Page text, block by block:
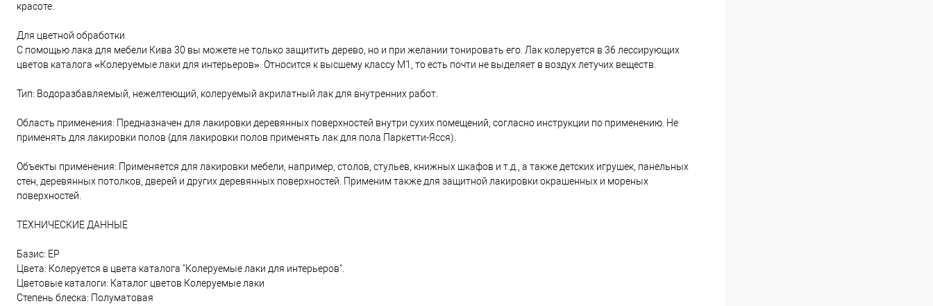
красоте.
Для цветной обработки
С помощью лака для мебели Кива 30 вы можете не только защитить дерево, но и при желании тонировать его. Лак колеруется в 36 лессирующих
цветов каталога «Колеруемые лаки для интерьеров». Относится к высшему классу М1, то есть почти не выделяет в воздух летучих веществ.
Тип: Водоразбавляемый, нежелтеющий, колеруемый акрилатный лак для внутренних работ.
Область применения: Предназначен для лакировки деревянных поверхностей внутри сухих помещений, согласно инструкции по применению. Не
применять для лакировки полов (для лакировки полов применять лак для пола Паркетти-Ясся).
Объекты применения: Применяется для лакировки мебели, например, столов, стульев, книжных шкафов и т.д., а также детских игрушек, панельных
стен, деревянных потолков, дверей и других деревянных поверхностей. Применим также для защитной лакировки окрашенных и мореных
поверхностей.
ТЕХНИЧЕСКИЕ ДАННЫЕ
Базис: EP
Цвета: Колеруется в цвета каталога "Колеруемые лаки для интерьеров".
Цветовые каталоги: Каталог цветов Колеруемые лаки
Степень блеска: Полуматовая